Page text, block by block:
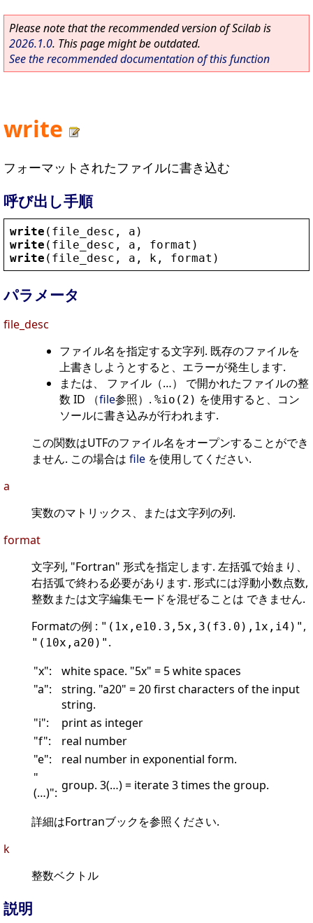
Please note that the recommended version of Scilab is
2026.1.0. This page might be outdated.
See the recommended documentation of this function
write
フォーマットされたファイルに書き込む
呼び出し手順
write ( file_desc , a )
write ( file_desc , a , format )
write ( file_desc , a , k , format )
パラメータ
file_desc
ファイル名を指定する文字列. 既存のファイルを
上書きしようとすると、エラーが発生します.
または、 ファイル（…） で開かれたファイルの整
数 ID （file参照）. %io(2) を使用すると、コン
ソールに書き込みが行われます.
この関数はUTFのファイル名をオープンすることができ
ません. この場合は file を使用してください.
a
実数のマトリックス、または文字列の列.
format
文字列, "Fortran" 形式を指定します. 左括弧で始まり、
右括弧で終わる必要があります. 形式には浮動小数点数,
整数または文字編集モードを混ぜることは できません.
Formatの例 : "(1x,e10.3,5x,3(f3.0),1x,i4)" ,
"(10x,a20)" .
"x":
white space. "5x" = 5 white spaces
"a":
string. "a20" = 20 first characters of the input
string.
"i":
print as integer
"f":
real number
"e":
real number in exponential form.
"
(…)": group. 3(…) = iterate 3 times the group.
詳細はFortranブックを参照ください.
k
整数ベクトル
説明